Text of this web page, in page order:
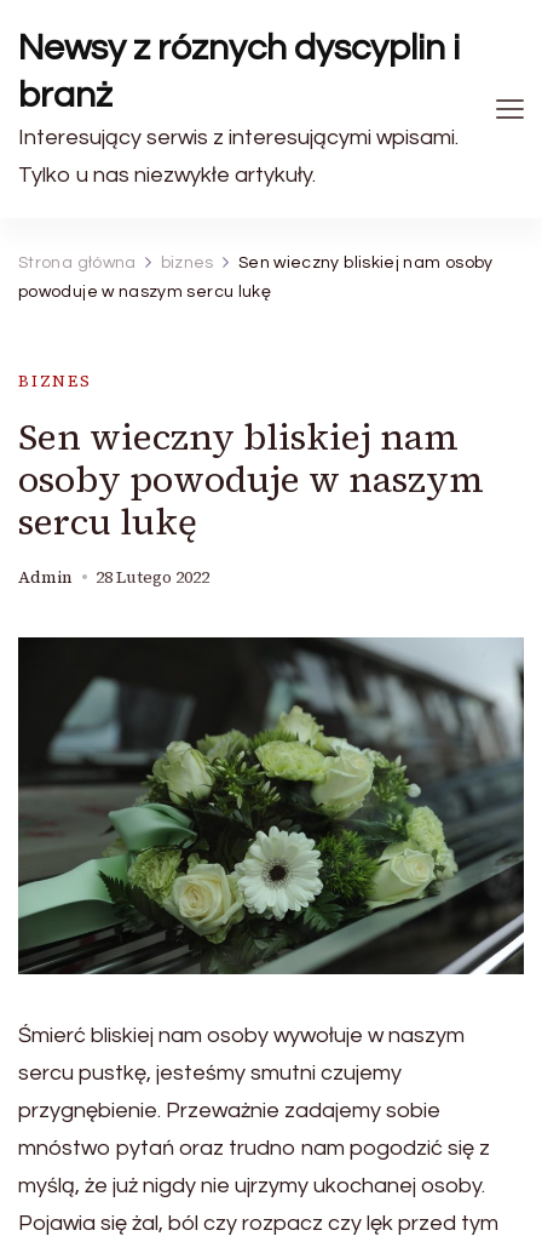
Newsy z róznych dyscyplin i
branż
Interesujący serwis z interesującymi wpisami.
Tylko u nas niezwykłe artykuły.
Strona główna biznes
Sen wieczny bliskiej nam osoby
powoduje w naszym sercu lukę
BIZNES
Sen wieczny bliskiej nam
osoby powoduje w naszym
sercu lukę
Admin 28 Lutego 2022
Śmierć bliskiej nam osoby wywołuje w naszym
sercu pustkę, jesteśmy smutni czujemy
przygnębienie. Przeważnie zadajemy sobie
mnóstwo pytań oraz trudno nam pogodzić się z
myślą, że już nigdy nie ujrzymy ukochanej osoby.
Pojawia się żal, ból czy rozpacz czy lęk przed tym